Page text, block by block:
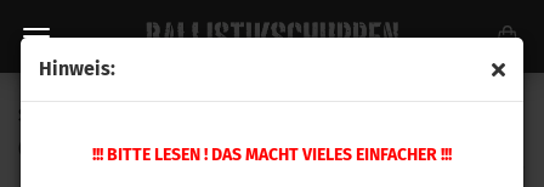
Hinweis:
!!! BITTE LESEN ! DAS MACHT VIELES EINFACHER !!!
Speer .270 Hot-Cor 150gr 100 Stück
1605)